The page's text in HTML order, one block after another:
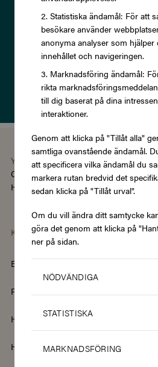
Statistiska ändamål: För att
besökare använder
anonyma analyser som hjälper
innehållet och navigeringen.
Marknadsföring ändamål:
rikta
till dig baserat på dina
interaktioner.
Genom att klicka på "Tillåt alla"
samtliga ovanstående ändamål.
att specificera vilka ändamål du
markera rutan bredvid det
sedan klicka på "Tillåt urval".
Om du vill ändra ditt samtycke
göra det genom att klicka på
ner på sidan.
NÖDVÄNDIGA
STATISTISKA
MARKNADSFÖRING
Prenumerera
Läs om vårIntegritetspolicy
You're using the Swedish version of
Change language/region
Hantera cookies
Köpvillkor |
Kategorier
Barn & Baby
Fordon & Transport
Hem & Trädgård
Hotell & Resor